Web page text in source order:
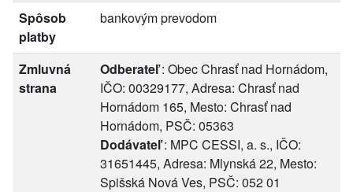
Spôsob
platby
bankovým prevodom
Zmluvná
strana
Odberateľ: Obec Chrasť nad Hornádom,
IČO: 00329177, Adresa: Chrasť nad
Hornádom 165, Mesto: Chrasť nad
Hornádom, PSČ: 05363
Dodávateľ: MPC CESSI, a. s., IČO:
31651445, Adresa: Mlynská 22, Mesto:
Spišská Nová Ves, PSČ: 052 01